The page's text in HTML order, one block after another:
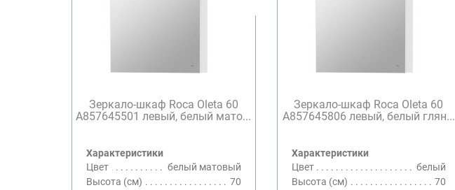
Зеркало-шкаф Roca Oleta 60
A857645501 левый, белый мато...
Характеристики
Цвет
белый матовый
Высота (см)
70
Зеркало-шкаф Roca Oleta 60
A857645806 левый, белый глян...
Характеристики
Цвет
белый
Высота (см)
70